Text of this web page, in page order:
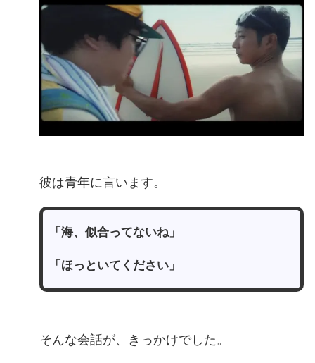
彼は青年に言います。
「海、似合ってないね」
「ほっといてください」
そんな会話が、きっかけでした。